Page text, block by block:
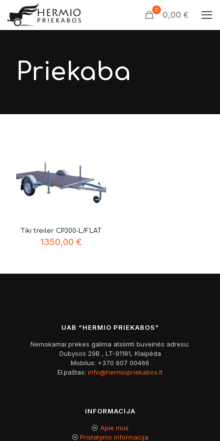
0 0,00 €
Priekaba
Tiki treiler CP300-L/FLAT
1350,00€
UAB “HERMIO PRIEKABOS”
Nemokamai prekes galima atsiimti buveinės adresu:
Dubysos 29B , LT-91181, Klaipėda
Mobilus: +370 607 00466
El.paštas: info@hermiopriekabos.lt
INFORMACIJA
Apie mus
Pristatymo informacija